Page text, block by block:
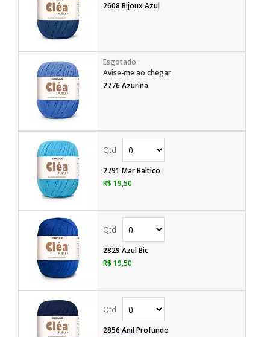
2608 Bijoux Azul
Avise-me ao chegar
2776 Azurina
2791 Mar Baltico
R$ 19,50
2829 Azul Bic
R$ 19,50
2856 Anil Profundo